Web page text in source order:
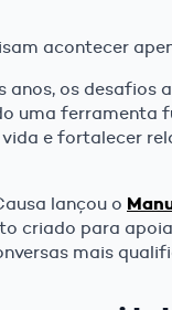
acontecer
os desafios
uma ferramenta
e fortalecer
lançou o
criado para
mais